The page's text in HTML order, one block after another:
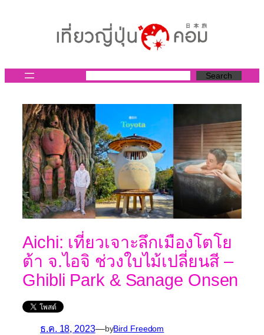
Search
Aichi: เที่ยวเจาะลึกเมืองโตโย
ต้า จ.ไอจิ ช่วงใบไม้เปลี่ยนสี –
Ghibli Park & Sanage Onsen
ธ.ค. 18, 2023—byBird Freedom